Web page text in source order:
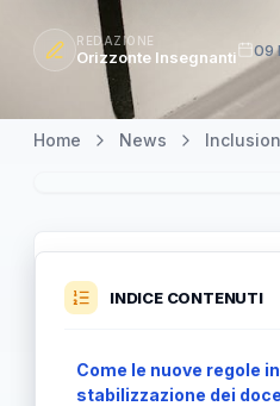
REDAZIONE
Orizzonte Insegnanti 09
Home News
INDICE CONTENUTI
Come le nuove regole
stabilizzazione dei